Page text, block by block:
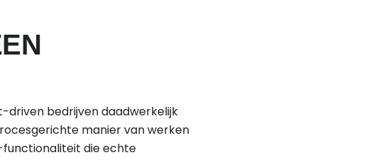
driven bedrijven daadwerkelijk
manier van werken
functionaliteit die echte